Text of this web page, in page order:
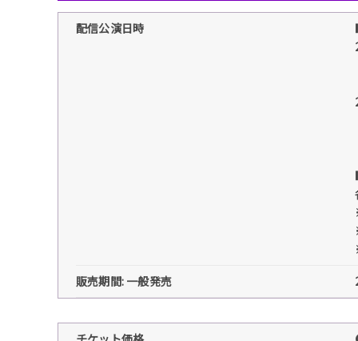
配信公演日時
販売期間: 一般発売